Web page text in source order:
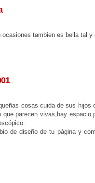
ocasiones tambien es bella tal
cosas cuida de sus hijos
que parecen vivas,hay espacio
de diseño de tu página y